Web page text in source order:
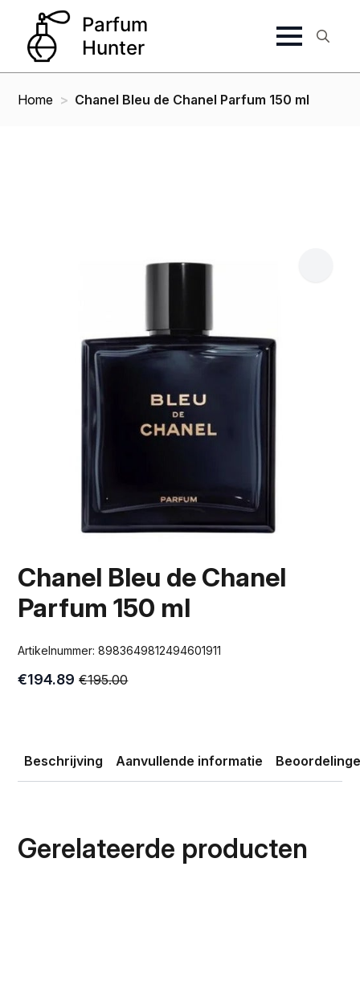
Home Chanel Bleu de Chanel Parfum 150 ml
Chanel Bleu de Chanel
Parfum 150 ml
Artikelnummer:8983649812494601911
€195.00
Oorspronkelijke
€194.89
Huidige
Beschrijving Aanvullende informatie
Gerelateerde producten